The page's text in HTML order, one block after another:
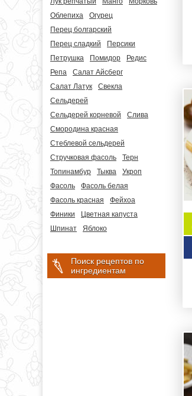
Облепиха
Огурец
Перец болгарский
Перец сладкий
Персики
Петрушка
Помидор
Редис
Репа
Салат Айсберг
Салат Латук
Свекла
Сельдерей
Сельдерей корневой
Слива
Смородина красная
Стеблевой сельдерей
Стручковая фасоль
Терн
Топинамбур
Тыква
Укроп
Фасоль
Фасоль белая
Фасоль красная
Фейхоа
Финики
Цветная капуста
Шпинат
Яблоко
Поиск рецептов по
ингредиентам